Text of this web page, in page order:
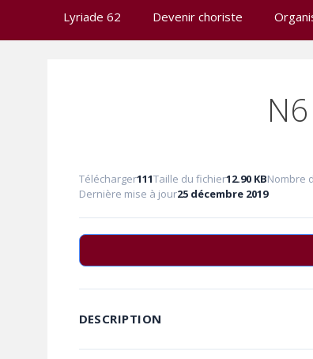
Lyriade 62 Devenir choriste
Télécharger111Taille du fichier12.90 KBNombre
Dernière mise à jour25 décembre 2019
DESCRIPTION